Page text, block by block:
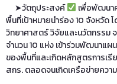
➤วัตถุประสงค์
เพื่อพัฒนา
พื้นที่เป้าหมายนําร่อง 10 จังหวัด
วิทยาศาสตร์ วิจัยและนวัตกรรม
จํานวน 10 แห่ง เข้าร่วมพัฒนาแ
ของพื้นที่และเกิดหลักสูตรการเ
สกร. ตลอดจนเกิดเครือข่ายควา